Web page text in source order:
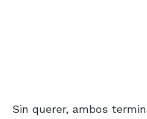
Sin querer, ambos